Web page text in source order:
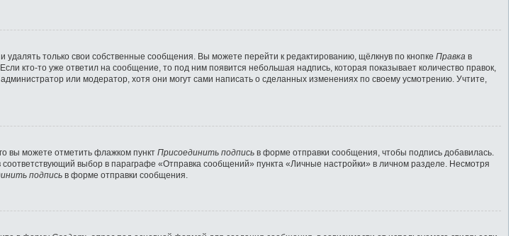
только свои собственные сообщения. Вы можете перейти к редактированию, щёлкнув по кнопке Правка в
кто-то уже ответил на сообщение, то под ним появится небольшая надпись, которая показывает количество правок,
или модератор, хотя они могут сами написать о сделанных изменениях по своему усмотрению. Учтите,
вы можете отметить флажком пункт Присоединить подпись в форме отправки сообщения, чтобы подпись добавилась.
выбор в параграфе «Отправка сообщений» пункта «Личные настройки» в личном разделе. Несмотря
подпись в форме отправки сообщения.